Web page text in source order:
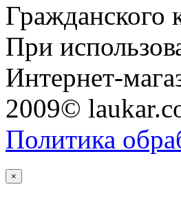
Гражданского
При
Интернет-
2009©
Политика
×